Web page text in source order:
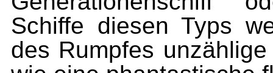
Schiffe diesen Typs
des Rumpfes